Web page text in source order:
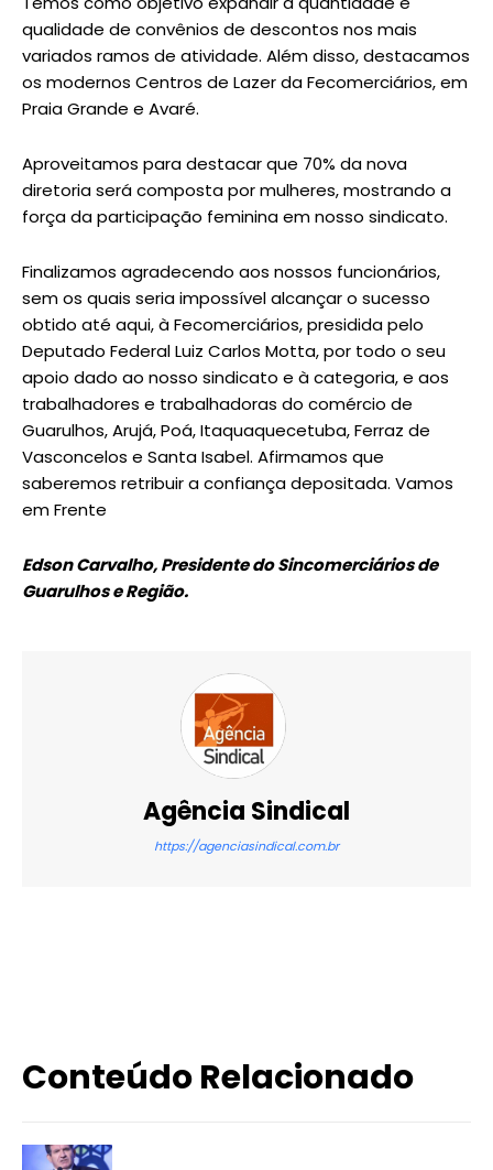
qualidade de convênios de descontos nos mais
variados ramos de atividade. Além disso, destacamos
os modernos Centros de Lazer da Fecomerciários, em
Praia Grande e Avaré.
Aproveitamos para destacar que 70% da nova
diretoria será composta por mulheres, mostrando a
força da participação feminina em nosso sindicato.
Finalizamos agradecendo aos nossos funcionários,
sem os quais seria impossível alcançar o sucesso
obtido até aqui, à Fecomerciários, presidida pelo
Deputado Federal Luiz Carlos Motta, por todo o seu
apoio dado ao nosso sindicato e à categoria, e aos
trabalhadores e trabalhadoras do comércio de
Guarulhos, Arujá, Poá, Itaquaquecetuba, Ferraz de
Vasconcelos e Santa Isabel. Afirmamos que
saberemos retribuir a confiança depositada. Vamos
em Frente
Edson Carvalho,Presidente do Sincomerciários de
Guarulhos e Região.
Agência Sindical
https://agenciasindical.com.br
Conteúdo Relacionado